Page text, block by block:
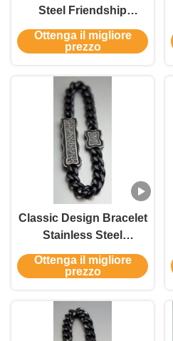
Steel Friendship
Bracelets for Man
Bracelet Jewelry Chain
Ottenga il migliore
prezzo
Classic Design Bracelet
Stainless Steel
Minimalist Men's
Accessory Jewelry
Ottenga il migliore
prezzo